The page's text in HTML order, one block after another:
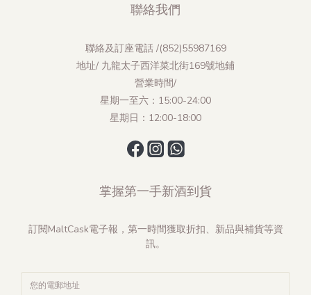
聯絡我們
聯絡及訂座電話 /(852)55987169
地址/ 九龍太子西洋菜北街169號地鋪
營業時間/
星期一至六：15:00-24:00
星期日：12:00-18:00
掌握第一手新酒到貨
訂閱MaltCask電子報，第一時間獲取折扣、新品與補貨等資
訊。